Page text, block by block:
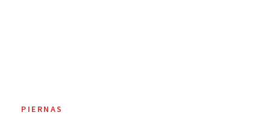
PIERNAS